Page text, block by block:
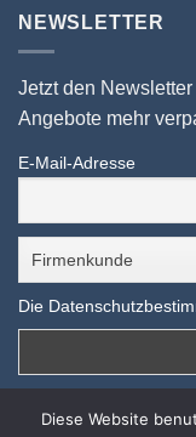
10
NEWSLETTER
Jetzt den
Angebote mehr
E-Mail-Adresse
Die
Diese Website